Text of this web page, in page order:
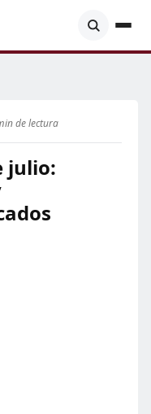
de lectura
julio: